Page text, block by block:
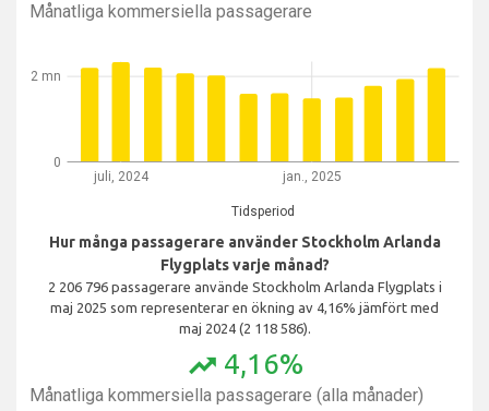
Månatliga kommersiella passagerare
juli, 2024 jan., 2025
Tidsperiod
0
2 mn
Hur många passagerare använder Stockholm Arlanda
Flygplats varje månad?
2 206 796 passagerare använde Stockholm Arlanda Flygplats i
maj 2025 som representerar en ökning av 4,16% jämfört med
maj 2024 (2 118 586).
trending_up 4,16%
Månatliga kommersiella passagerare (alla månader)